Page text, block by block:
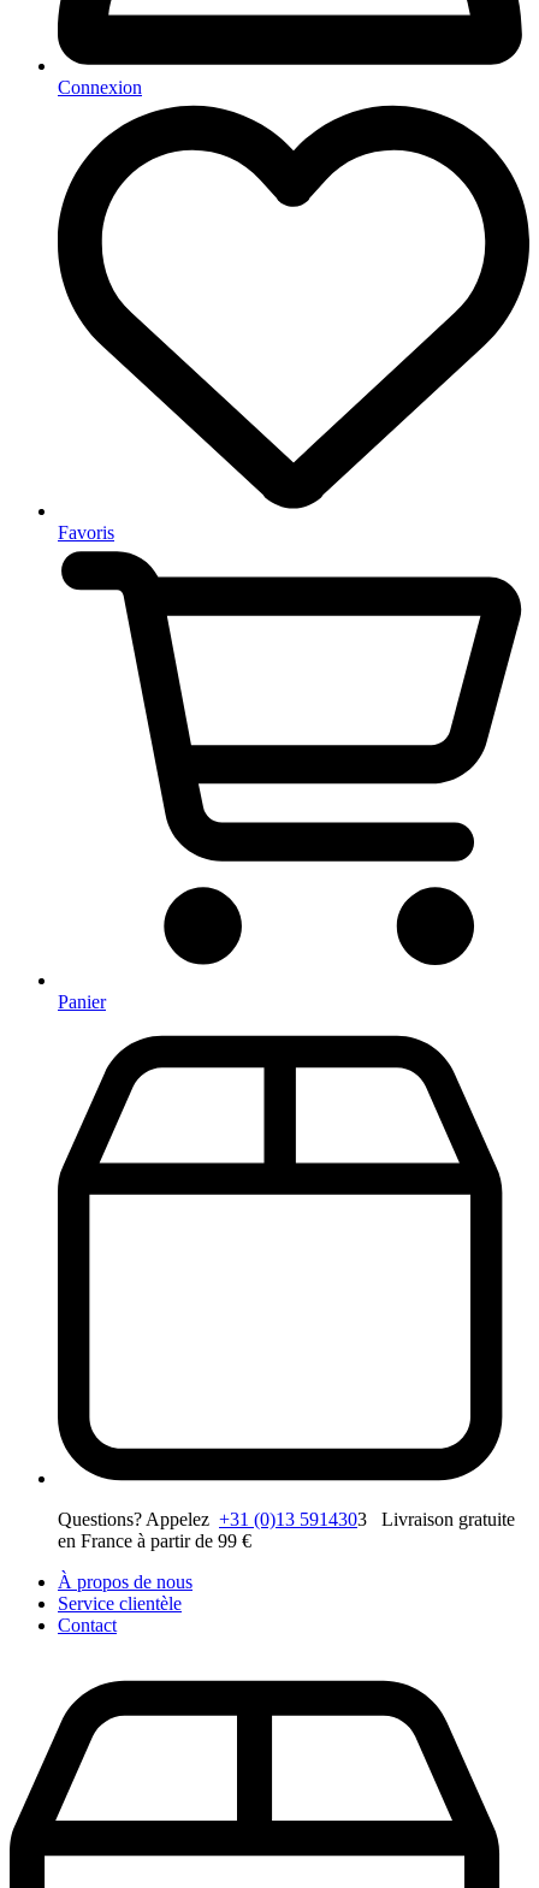
Connexion
Favoris
Panier
Questions? Appelez +31 (0)13 5914303 Livraison gratuite
en France à partir de 99 €
À propos de nous
Service clientèle
Contact